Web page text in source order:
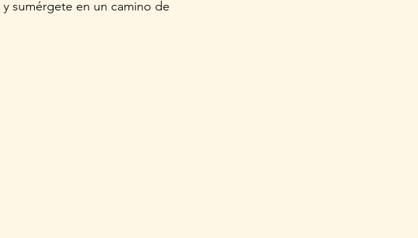
y sumérgete en un camino de